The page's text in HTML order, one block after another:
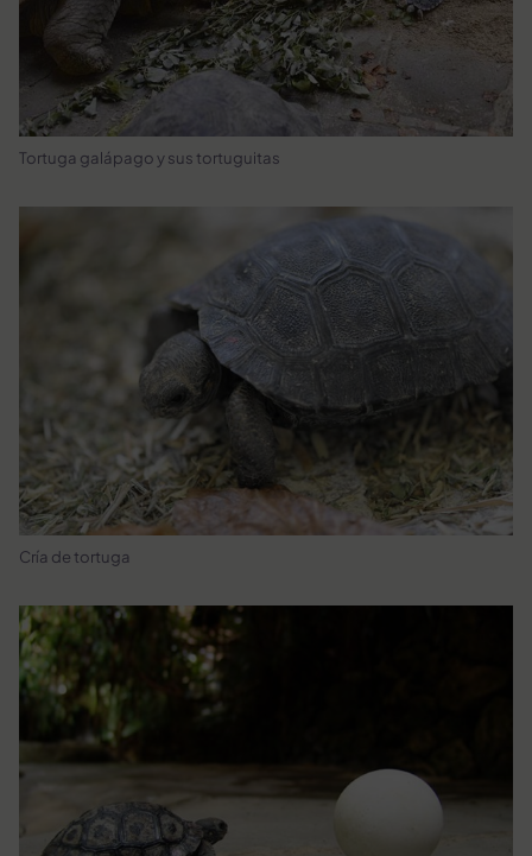
Tortuga galápago y sus tortuguitas
Cría de tortuga